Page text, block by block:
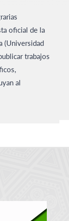
oficial de la
(Universidad
trabajos
al